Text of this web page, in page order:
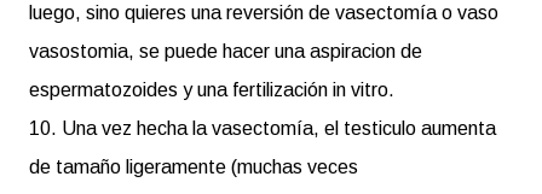
luego, sino quieres una reversión de vasectomía o vaso
vasostomia, se puede hacer una aspiracion de
espermatozoides y una fertilización in vitro.
10. Una vez hecha la vasectomía, el testiculo aumenta
de tamaño ligeramente (muchas veces